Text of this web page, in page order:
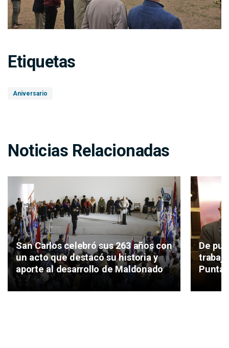
Etiquetas
Aniversario
Noticias Relacionadas
San Carlos celebró sus 263 años con
un acto que destacó su historia y
aporte al desarrollo de Maldonado
De
Punta